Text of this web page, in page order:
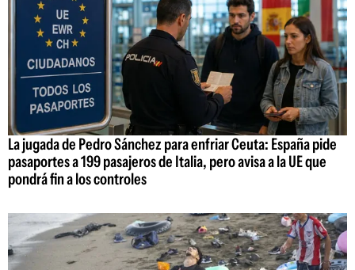
La jugada de Pedro Sánchez para enfriar Ceuta: España pide
pasaportes a 199 pasajeros de Italia, pero avisa a la UE que
pondrá fin a los controles